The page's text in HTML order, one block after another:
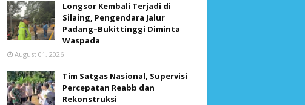
Longsor Kembali Terjadi di
Silaing, Pengendara Jalur
Padang–Bukittinggi Diminta
Waspada
August 01, 2026
Tim Satgas Nasional, Supervisi
Percepatan Reabb dan
Rekonstruksi